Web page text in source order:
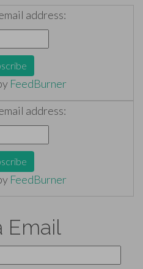
address:
FeedBurner
address:
FeedBurner
Email